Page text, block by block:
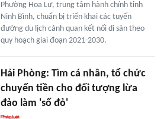
Phường Hoa Lư, trung tâm hành chính tỉnh
Ninh Bình, chuẩn bị triển khai các tuyến
đường du lịch cảnh quan kết nối di sản theo
quy hoạch giai đoạn 2021-2030.
Hải Phòng: Tìm cá nhân, tổ chức
chuyển tiền cho đối tượng lừa
đảo làm 'sổ đỏ'